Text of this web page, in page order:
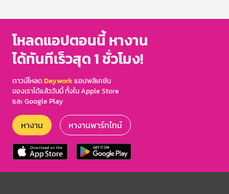
โหลดแอปตอนนี้ หางาน
ได้ทันทีเร็วสุด 1 ชั่วโมง!
ดาวน์โหลดDayworkแอปพลิเคชัน
ของเราได้แล้ววันนี้ ทั้งใน Apple Store
และ Google Play
หางาน หางานพาร์ทไทม์